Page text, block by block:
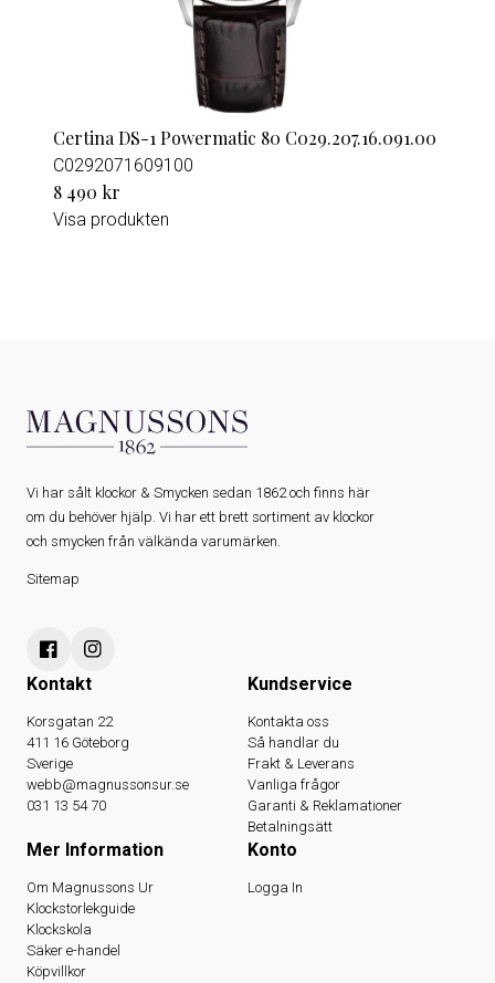
Certina DS-1 Powermatic 80 C029.207.16.091.00
C0292071609100
8 490 kr
Visa produkten
Vi har sålt klockor & Smycken sedan 1862 och finns här
om du behöver hjälp. Vi har ett brett sortiment av klockor
och smycken från välkända varumärken.
Sitemap
Kontakt
Korsgatan 22
411 16 Göteborg
Sverige
webb@magnussonsur.se
031 13 54 70
Kundservice
Kontakta oss
Så handlar du
Frakt & Leverans
Vanliga frågor
Garanti & Reklamationer
Betalningsätt
Mer Information
Om Magnussons Ur
Klockstorlekguide
Klockskola
Säker e-handel
Köpvillkor
Konto
Logga In